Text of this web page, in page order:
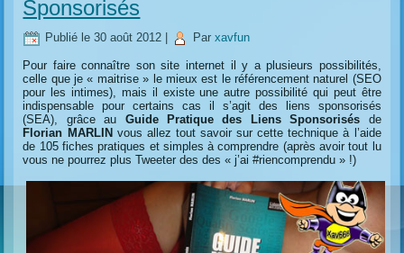
Sponsorisés
Publié le 30 août 2012 Par xavfun
Pour faire connaître son site internet il y a plusieurs possibilités,
celle que je « maitrise » le mieux est le référencement naturel (SEO
pour les intimes), mais il existe une autre possibilité qui peut être
indispensable pour certains cas il s’agit des liens sponsorisés
(SEA), grâce au Guide Pratique des Liens Sponsorisés de
Florian MARLINvous allez tout savoir sur cette technique à l’aide
de 105 fiches pratiques et simples à comprendre (après avoir tout lu
vous ne pourrez plus Tweeter des des « j’ai #riencomprendu » !)